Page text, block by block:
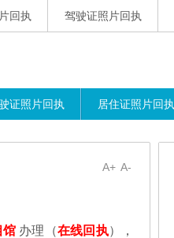
回执 驾驶证照片回执
证照片回执 居住证照片回执
A-
A+
馆办理（在线回执），